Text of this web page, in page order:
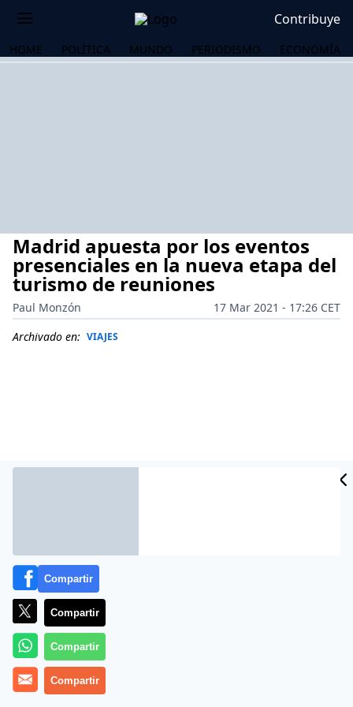
Contribuye
HOME POLÍTICA MUNDO PERIODISMO ECONOMÍA
Madrid apuesta por los eventos
presenciales en la nueva etapa del
turismo de reuniones
Paul Monzón
17 Mar 2021 - 17:26 CET
Archivado en: VIAJES
Más información
Compartir
Compartir
Compartir
Compartir